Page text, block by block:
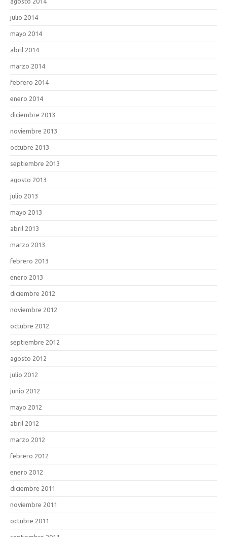
julio 2014
mayo 2014
abril 2014
marzo 2014
febrero 2014
enero 2014
diciembre 2013
noviembre 2013
octubre 2013
septiembre 2013
agosto 2013
julio 2013
mayo 2013
abril 2013
marzo 2013
febrero 2013
enero 2013
diciembre 2012
noviembre 2012
octubre 2012
septiembre 2012
agosto 2012
julio 2012
junio 2012
mayo 2012
abril 2012
marzo 2012
febrero 2012
enero 2012
diciembre 2011
noviembre 2011
octubre 2011